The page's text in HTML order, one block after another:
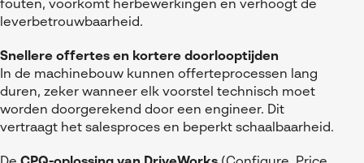
fouten, voorkomt herbewerkingen en verhoogt de
leverbetrouwbaarheid.
Snellere offertes en kortere doorlooptijden
In de machinebouw kunnen offerteprocessen lang
duren, zeker wanneer elk voorstel technisch moet
worden doorgerekend door een engineer. Dit
vertraagt het salesproces en beperkt schaalbaarheid.